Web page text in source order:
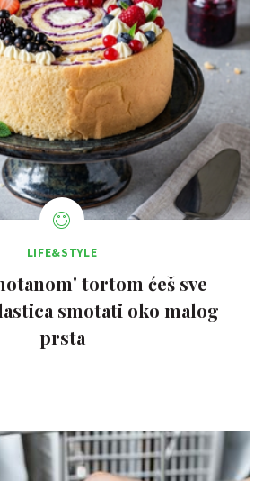
LIFE&STYLE
tortom ćeš sve
smotati oko malog
prsta